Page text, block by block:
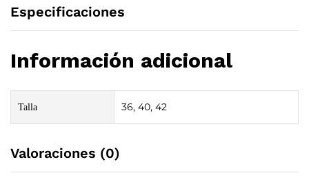
Especificaciones
Información adicional
Talla 36, 40, 42
Valoraciones (0)